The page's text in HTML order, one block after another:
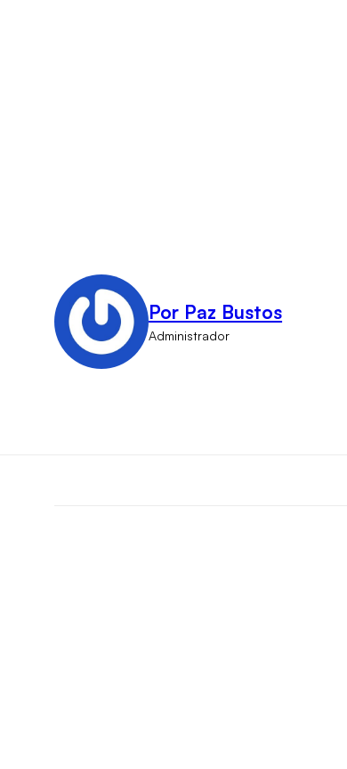
Por Paz Bustos
Administrador